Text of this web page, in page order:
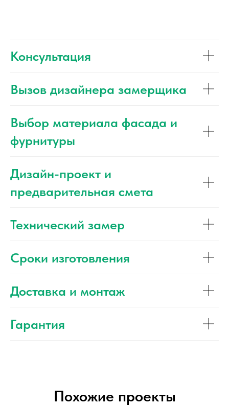
Консультация
Вызов дизайнера замерщика
Выбор материала фасада и
фурнитуры
Дизайн-проект и
предварительная смета
Технический замер
Сроки изготовления
Доставка и монтаж
Гарантия
Похожие проекты